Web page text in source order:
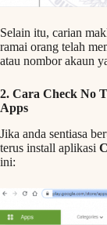
Selain itu, carian
ramai orang telah
atau nombor akaun
2. Cara Check No
Apps
Jika anda sentiasa
terus install aplikasi
ini: